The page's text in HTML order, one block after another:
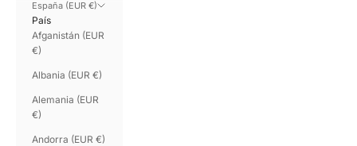
España (EUR €)
País
Afganistán (EUR
€)
Albania (EUR €)
Alemania (EUR
€)
Andorra (EUR €)